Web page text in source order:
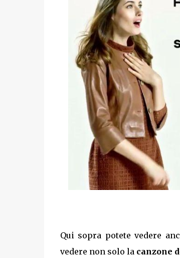
Qui sopra potete vedere
vedere non solo la canzone